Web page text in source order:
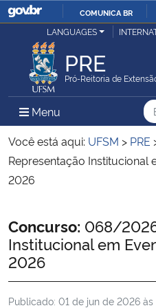
COMUNICA BR
Ministério da Justiça e Segurança
Ministério da Defesa
Ministério das Relações Exteriores
Ministério da Economia
Ministério da Agricultura, Pecuária e
Ministério da Educação
LANGUAGES
PRE
Pró-Reitoria de
Menu Menu Principal
Você está aqui: UFSM > PRE
Representação Institucional
2026
Início do conteúdo
Concurso: 068/
Institucional em
2026
Publicado: 01 de jun de 2026 às